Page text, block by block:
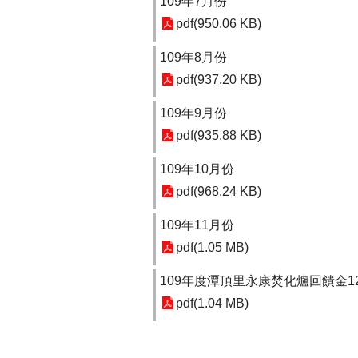
pdf(950.06 KB)
109年8月份
pdf(937.20 KB)
109年9月份
pdf(935.88 KB)
109年10月份
pdf(968.24 KB)
109年11月份
pdf(1.05 MB)
109年度潭頂里永康焚化爐回饋金
pdf(1.04 MB)